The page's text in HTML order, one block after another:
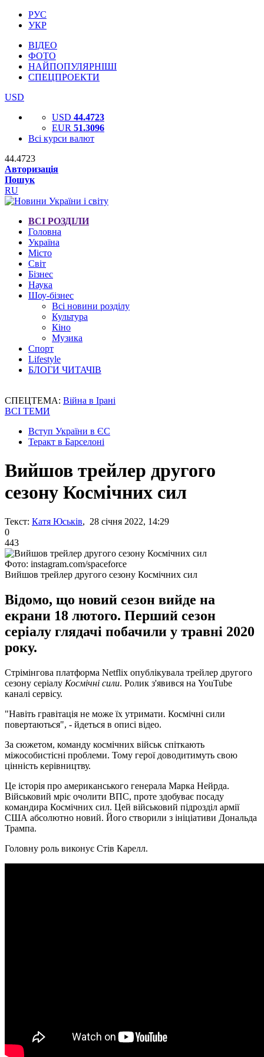
РУС
УКР
ВІДЕО
ФОТО
НАЙПОПУЛЯРНІШІ
СПЕЦПРОЕКТИ
USD
USD 44.4723
EUR 51.3096
Всі курси валют
44.4723
Авторизація
Пошук
RU
ВСІ РОЗДІЛИ
Головна
Україна
Місто
Світ
Бізнес
Наука
Шоу-бізнес
Всі новини розділу
Культура
Кіно
Музика
Спорт
Lifestyle
БЛОГИ ЧИТАЧІВ
СПЕЦТЕМА: Війна в Ірані
ВСІ ТЕМИ
Вступ України в ЄС
Теракт в Барселоні
Вийшов трейлер другого
сезону Космічних сил
Текст: Катя Юськів, 28 січня 2022, 14:29
0
443
Фото: instagram.com/spaceforce
Вийшов трейлер другого сезону Космічних сил
Відомо, що новий сезон вийде на
екрани 18 лютого. Перший сезон
серіалу глядачі побачили у травні 2020
року.
Стрімінгова платформа Netflix опублікувала трейлер другого
сезону серіалу Космічні сили. Ролик з'явився на YouTube
каналі сервісу.
"Навіть гравітація не може їх утримати. Космічні сили
повертаються", - йдеться в описі відео.
За сюжетом, команду космічних військ спіткають
міжособистісні проблеми. Тому герої доводитимуть свою
цінність керівництву.
Це історія про американського генерала Марка Нейрда.
Військовий мріє очолити ВПС, проте здобуває посаду
командира Космічних сил. Цей військовий підрозділ армії
США абсолютно новий. Його створили з ініціативи Дональда
Трампа.
Головну роль виконує Стів Карелл.